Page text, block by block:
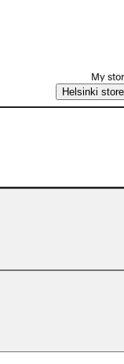
My
Helsinki store